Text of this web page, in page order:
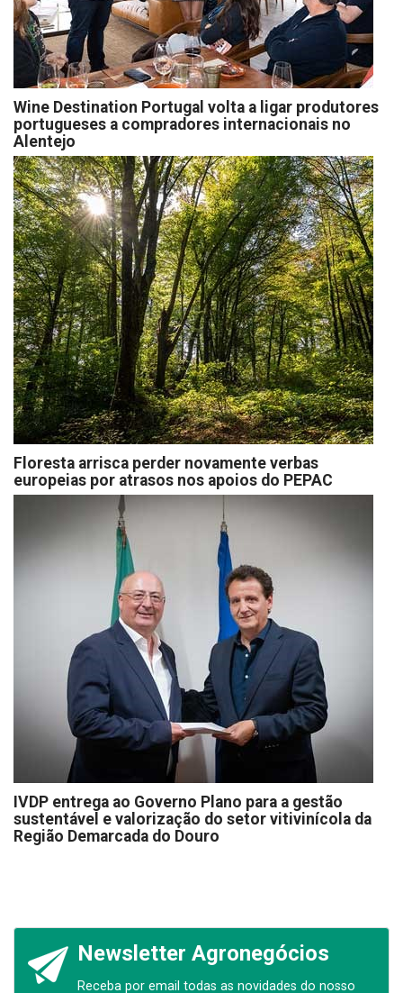
Wine Destination Portugal volta a ligar produtores
portugueses a compradores internacionais no
Alentejo
Floresta arrisca perder novamente verbas
europeias por atrasos nos apoios do PEPAC
IVDP entrega ao Governo Plano para a gestão
sustentável e valorização do setor vitivinícola da
Região Demarcada do Douro
Newsletter Agronegócios
Receba por email todas as novidades do nosso